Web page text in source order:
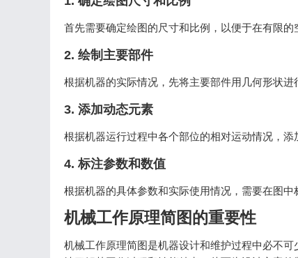
首先需要确定绘图的尺寸和比例，以便于在有限的
2. 绘制主要部件
根据机器的实际情况，先将主要部件用几何形状
3. 添加动态元素
根据机器运行过程中各个部位的相对运动情况，
4. 标注参数和数值
根据机器的具体参数和实际使用情况，需要在图
机械工作原理简图的重要性
机械工作原理简图是机器设计和维护过程中必不